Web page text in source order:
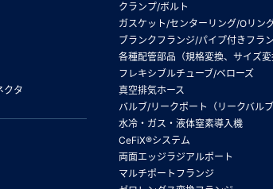
クタ
クランプ/ボルト
ガスケット/センターリング/Oリン
ブランクフランジ/パイプ付きフラ
各種配管部品（規格変換、サイズ変
フレキシブルチューブ/ベローズ
真空排気ホース
バルブ/リークポート（リークバルブ
水冷・ガス・液体窒素導入機
CeFiX®システム
両面エッジラジアルポート
マルチポートフランジ